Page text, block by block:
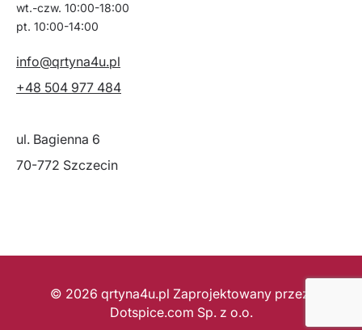
wt.-czw. 10:00-18:00
pt. 10:00-14:00
info@qrtyna4u.pl
+48 504 977 484
ul. Bagienna 6
70-772 Szczecin
© 2026 qrtyna4u.pl Zaprojektowany przez:
Dotspice.com Sp. z o.o.